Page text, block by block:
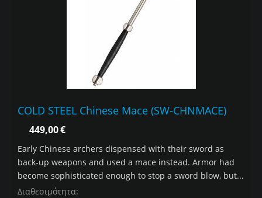
COLD STEEL Chinese Mace (SW-CHNMACE)
449,00€
Early Chinese archers dispensed with their sword as
back-up weapons and used a mace instead. Armor had
become sophisticated enough to stop a sword blow, but...
Διαθεσιμότητα: